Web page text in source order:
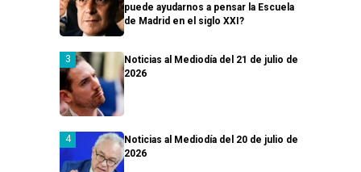
puede ayudarnos a pensar la Escuela
de Madrid en el siglo XXI?
Noticias al Mediodía del 21 de julio de
2026
Noticias al Mediodía del 20 de julio de
2026